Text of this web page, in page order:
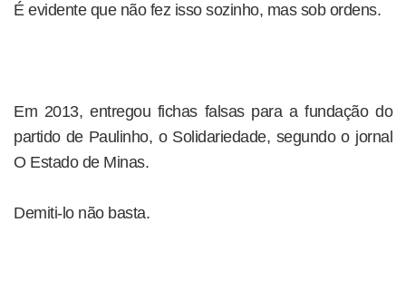
É evidente que não fez isso sozinho, mas sob ordens.
Em 2013, entregou fichas falsas para a fundação do
partido de Paulinho, o Solidariedade, segundo o jornal
O Estado de Minas.
Demiti-lo não basta.